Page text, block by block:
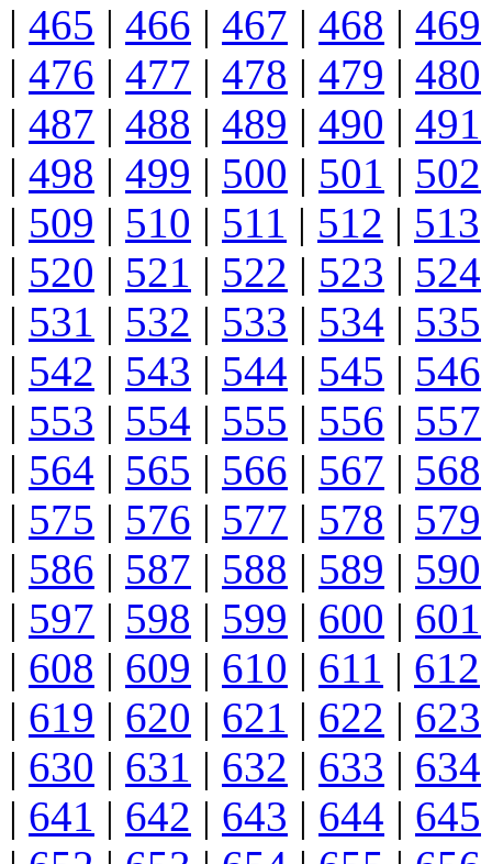
| 465 | 466 | 467 | 468 | 469
| 476 | 477 | 478 | 479 | 480
| 487 | 488 | 489 | 490 | 491
| 498 | 499 | 500 | 501 | 502
| 509 | 510 | 511 | 512 | 513
| 520 | 521 | 522 | 523 | 524
| 531 | 532 | 533 | 534 | 535
| 542 | 543 | 544 | 545 | 546
| 553 | 554 | 555 | 556 | 557
| 564 | 565 | 566 | 567 | 568
| 575 | 576 | 577 | 578 | 579
| 586 | 587 | 588 | 589 | 590
| 597 | 598 | 599 | 600 | 601
| 608 | 609 | 610 | 611 | 612
| 619 | 620 | 621 | 622 | 623
| 630 | 631 | 632 | 633 | 634
| 641 | 642 | 643 | 644 | 645